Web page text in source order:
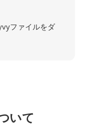
ファイルをダ
いて